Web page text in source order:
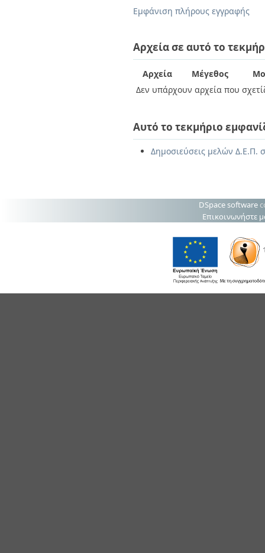
Εμφάνιση πλήρους εγγραφής
Αρχεία σε αυτό το
Αρχεία Μέγεθος
Δεν υπάρχουν αρχεία που
Αυτό το τεκμήριο
Δημοσιεύσεις μελών Δ.Ε.Π.
DSpace software
Επικοινωνήστε